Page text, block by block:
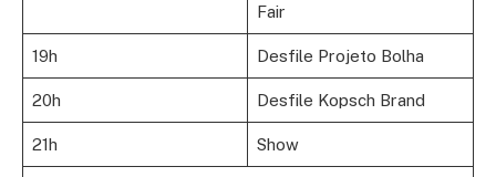
Fair
19h Desfile Projeto Bolha
20h Desfile Kopsch Brand
21h Show